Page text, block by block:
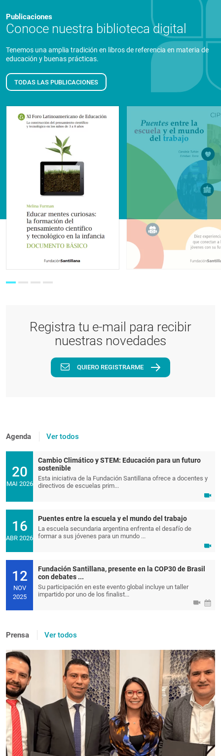
Publicaciones
Conoce nuestra biblioteca digital
Tenemos una amplia tradición en libros de referencia en materia de
educación y buenas prácticas.
TODAS LAS PUBLICACIONES
Registra tu e-mail para recibir
nuestras novedades
QUIERO REGISTRARME
Agenda Ver todos
20
MAI 2026
Cambio Climático y STEM: Educación para un futuro
sostenible
Esta iniciativa de la Fundación Santillana ofrece a docentes y
directivos de escuelas prim...
16
ABR 2026
Puentes entre la escuela y el mundo del trabajo
La escuela secundaria argentina enfrenta el desafío de
formar a sus jóvenes para un mundo ...
12
NOV
2025
Fundación Santillana, presente en la COP30 de Brasil
con debates ...
Su participación en este evento global incluye un taller
impartido por uno de los finalist...
Prensa Ver todos